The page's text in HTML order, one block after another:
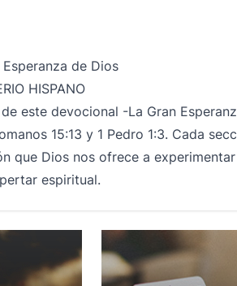
Esperanza de Dios
HISPANO
este devocional -La Gran
15:13 y 1 Pedro 1:3. Cada
que Dios nos ofrece a
espiritual.